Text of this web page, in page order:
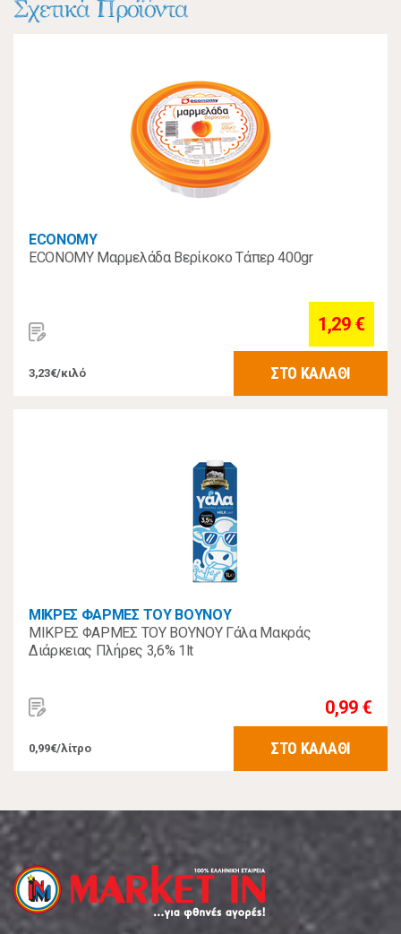
Σχετικά Προϊόντα
ECONOMY
ECONOMY Μαρμελάδα Βερίκοκο Τάπερ 400gr
1,29 €
3,23€/κιλό ΣΤΟ ΚΑΛΑΘΙ
ΜΙΚΡΕΣ ΦΑΡΜΕΣ ΤΟΥ ΒΟΥΝΟΥ
ΜΙΚΡΕΣ ΦΑΡΜΕΣ ΤΟΥ ΒΟΥΝΟΥ Γάλα Μακράς
Διάρκειας Πλήρες 3,6% 1lt
0,99 €
0,99€/λίτρο ΣΤΟ ΚΑΛΑΘΙ